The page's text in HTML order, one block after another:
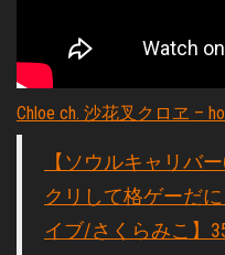
Chloe ch. 沙花叉クロヱ –
【ソウルキャリバ
クリして格ゲーだ
イブ/さくらみこ】